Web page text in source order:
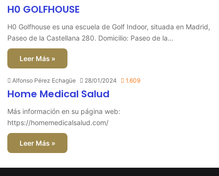
H0 GOLFHOUSE
H0 Golfhouse es una escuela de Golf Indoor, situada en Madrid,
Paseo de la Castellana 280. Domicilio: Paseo de la…
Leer Más »
Alfonso Pérez Echagüe 28/01/2024 1.609
Home Medical Salud
Más información en su página web:
https://homemedicalsalud.com/
Leer Más »